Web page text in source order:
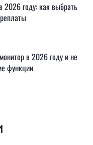
2026 году: как выбрать
в 2026 году и не
функции